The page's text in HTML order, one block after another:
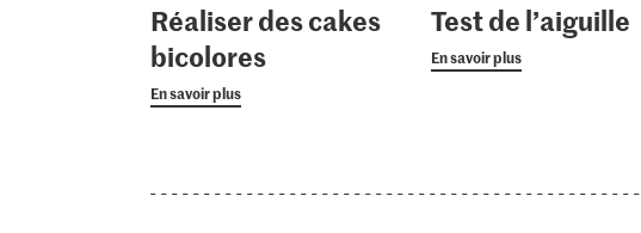
Réaliser des cakes
bicolores
En savoir plus
Test de l’aiguille
En savoir plus